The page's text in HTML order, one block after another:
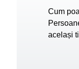
Cum
același